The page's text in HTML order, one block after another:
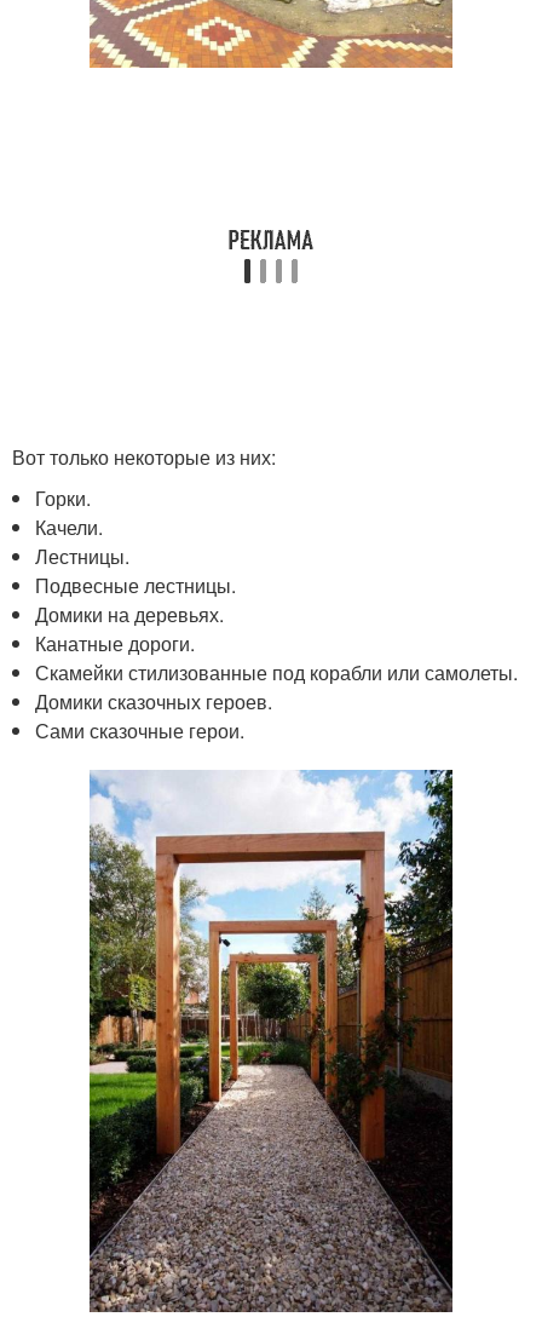
Вот только некоторые из них:
Горки.
Качели.
Лестницы.
Подвесные лестницы.
Домики на деревьях.
Канатные дороги.
Скамейки стилизованные под корабли или самолеты.
Домики сказочных героев.
Сами сказочные герои.